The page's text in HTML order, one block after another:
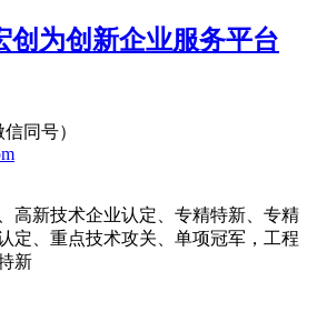
创为创新企业服务平台
同号）